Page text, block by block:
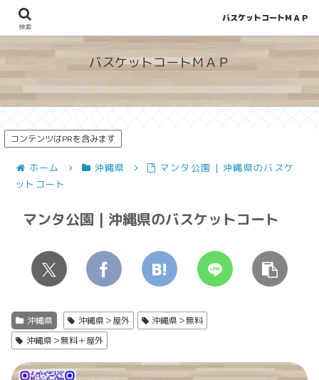
地図から探せる！穴場が見つかるバスケットコート情報
バスケットコートＭＡＰ
コンテンツはPRを含みます
ホーム 沖縄県
マンタ公園 | 沖縄県のバスケ
ットコート
マンタ公園 | 沖縄県のバスケットコート
沖縄県 沖縄県＞屋外
沖縄県＞無料
沖縄県＞無料＋屋外
検索
バスケットコートＭＡＰ